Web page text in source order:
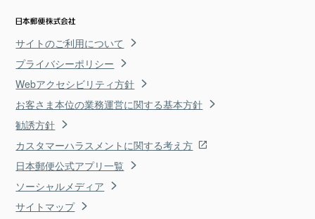
サイトのご利用について
プライバシーポリシー
Webアクセシビリティ方針
お客さま本位の業務運営に関する基本方針
勧誘方針
カスタマーハラスメントに関する考え方
日本郵便公式アプリ一覧
ソーシャルメディア
サイトマップ